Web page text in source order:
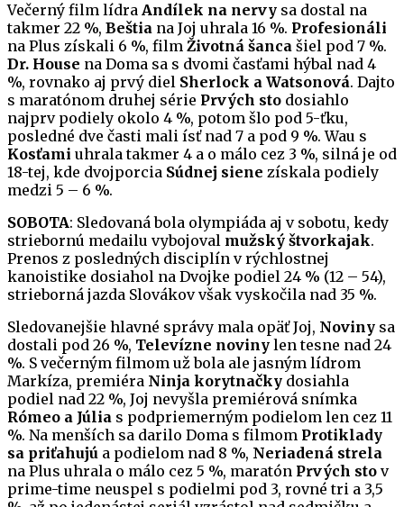
Večerný film lídra Andílek na nervy sa dostal na
takmer 22 %, Beštia na Joj uhrala 16 %. Profesionáli
na Plus získali 6 %, film Životná šanca šiel pod 7 %.
Dr. House na Doma sa s dvomi časťami hýbal nad 4
%, rovnako aj prvý diel Sherlock a Watsonová. Dajto
s maratónom druhej série Prvých sto dosiahlo
najprv podiely okolo 4 %, potom šlo pod 5-ťku,
posledné dve časti mali ísť nad 7 a pod 9 %. Wau s
Kosťami uhrala takmer 4 a o málo cez 3 %, silná je od
18-tej, kde dvojporcia Súdnej siene získala podiely
medzi 5 – 6 %.
SOBOTA: Sledovaná bola olympiáda aj v sobotu, kedy
striebornú medailu vybojoval mužský štvorkajak.
Prenos z posledných disciplín v rýchlostnej
kanoistike dosiahol na Dvojke podiel 24 % (12 – 54),
strieborná jazda Slovákov však vyskočila nad 35 %.
Sledovanejšie hlavné správy mala opäť Joj, Noviny sa
dostali pod 26 %, Televízne noviny len tesne nad 24
%. S večerným filmom už bola ale jasným lídrom
Markíza, premiéra Ninja korytnačky dosiahla
podiel nad 22 %, Joj nevyšla premiérová snímka
Rómeo a Júlia s podpriemerným podielom len cez 11
%. Na menších sa darilo Doma s filmom Protiklady
sa priťahujú a podielom nad 8 %, Neriadená strela
na Plus uhrala o málo cez 5 %, maratón Prvých sto v
prime-time neuspel s podielmi pod 3, rovné tri a 3,5